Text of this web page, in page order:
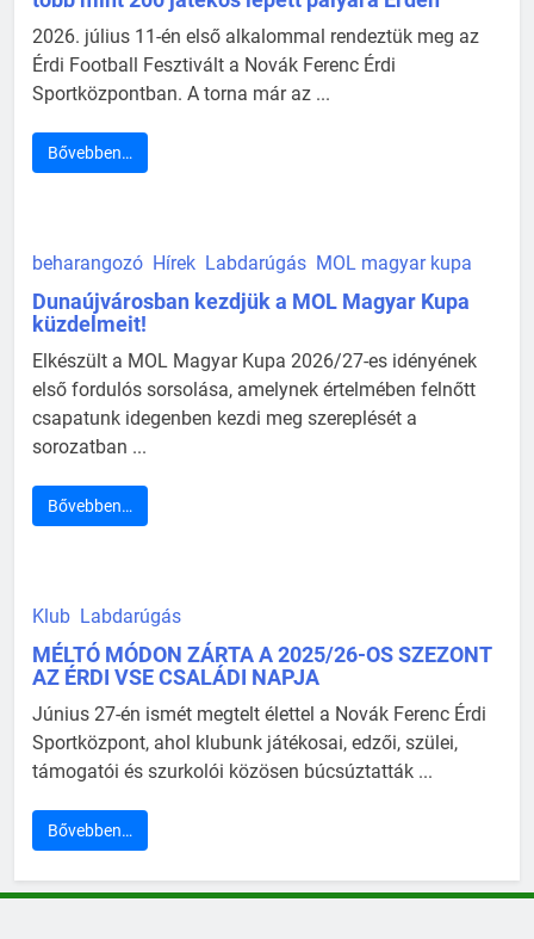
2026. július 11-én első alkalommal rendeztük meg az
Érdi Football Fesztivált a Novák Ferenc Érdi
Sportközpontban. A torna már az ...
Bővebben…
beharangozó Hírek Labdarúgás MOL magyar kupa
Dunaújvárosban kezdjük a MOL Magyar Kupa
küzdelmeit!
Elkészült a MOL Magyar Kupa 2026/27-es idényének
első fordulós sorsolása, amelynek értelmében felnőtt
csapatunk idegenben kezdi meg szereplését a
sorozatban ...
Bővebben…
Klub Labdarúgás
MÉLTÓ MÓDON ZÁRTA A 2025/26-OS SZEZONT
AZ ÉRDI VSE CSALÁDI NAPJA
Június 27-én ismét megtelt élettel a Novák Ferenc Érdi
Sportközpont, ahol klubunk játékosai, edzői, szülei,
támogatói és szurkolói közösen búcsúztatták ...
Bővebben…